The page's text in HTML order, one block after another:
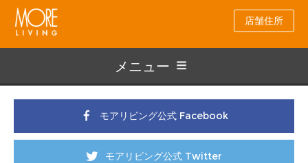
店舗住所
メニュー
モアリビング公式 Facebook
モアリビング公式 Twitter